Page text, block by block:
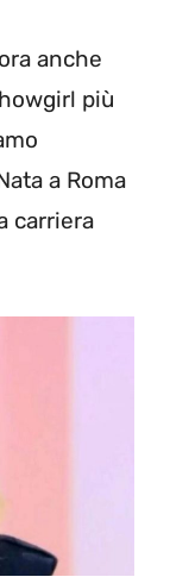
anche
più
a Roma
carriera